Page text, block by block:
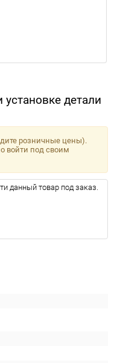
детали
розничные цены).
войти под своим
данный товар под заказ.